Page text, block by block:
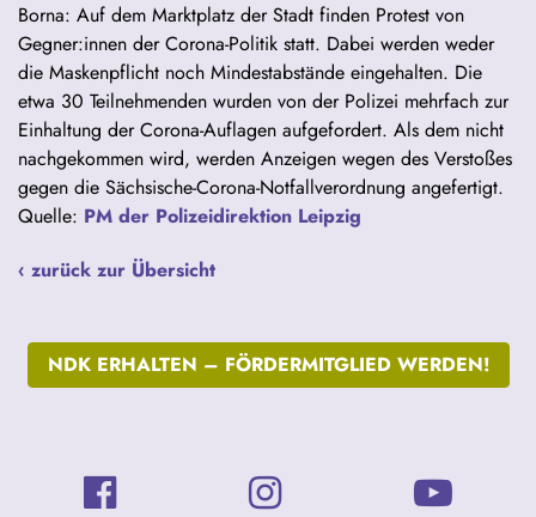
Borna: Auf dem Marktplatz der Stadt finden Protest von
Gegner:innen der Corona-Politik statt. Dabei werden weder
die Maskenpflicht noch Mindestabstände eingehalten. Die
etwa 30 Teilnehmenden wurden von der Polizei mehrfach zur
Einhaltung der Corona-Auflagen aufgefordert. Als dem nicht
nachgekommen wird, werden Anzeigen wegen des Verstoßes
gegen die Sächsische-Corona-Notfallverordnung angefertigt.
Quelle: PM der Polizeidirektion Leipzig
‹ zurück zur Übersicht
NDK ERHALTEN – FÖRDERMITGLIED WERDEN!